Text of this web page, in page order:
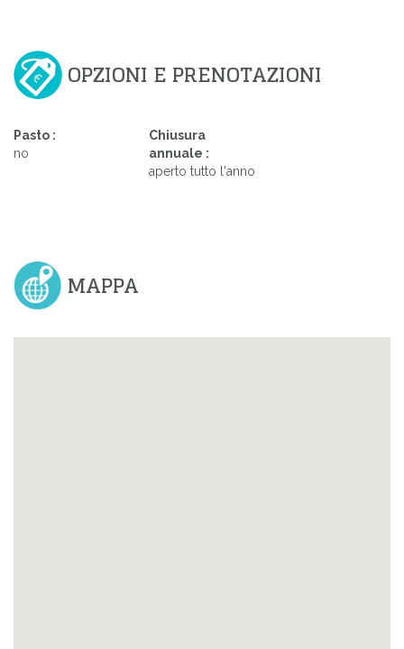
OPZIONI E PRENOTAZIONI
Pasto :
no
Chiusura
annuale :
aperto tutto l'anno
MAPPA